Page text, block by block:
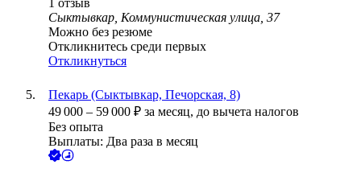
1 отзыв
Сыктывкар, Коммунистическая улица, 37
Можно без резюме
Откликнитесь среди первых
Откликнуться
Пекарь (Сыктывкар, Печорская, 8)
49 000 – 59 000 ₽ за месяц, до вычета налогов
Без опыта
Выплаты: Два раза в месяц